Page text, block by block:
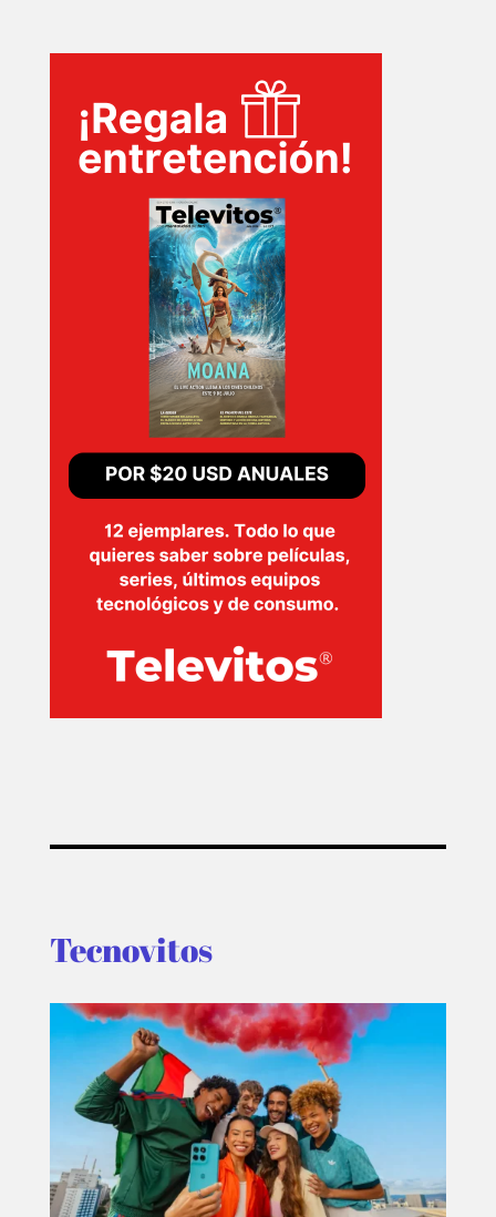
PLUS
Tecnovitos